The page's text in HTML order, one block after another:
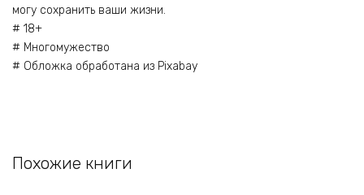
могу сохранить ваши жизни.
# 18+
# Многомужество
# Обложка обработана из Pixabay
Похожие книги